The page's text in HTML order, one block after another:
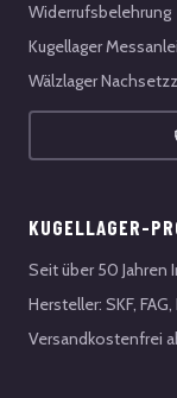
Widerrufsbelehrung
Kugellager
Wälzlager
KUGELLAGER-
Seit über 50
Hersteller: SKF,
Versandkostenfrei